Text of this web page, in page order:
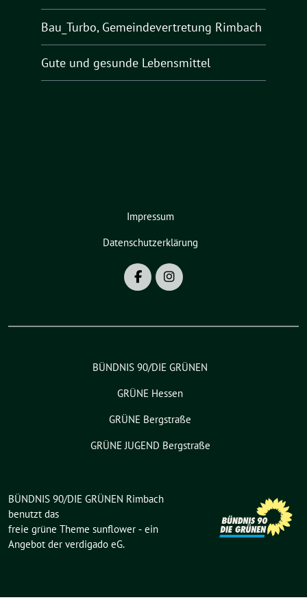
Bau_Turbo, Gemeindevertretung Rimbach
Gute und gesunde Lebensmittel
Impressum
Datenschutzerklärung
BÜNDNIS 90/DIE GRÜNEN
GRÜNE Hessen
GRÜNE Bergstraße
GRÜNE JUGEND Bergstraße
BÜNDNIS 90/DIE GRÜNEN Rimbach
benutzt das
freie grüne Theme sunflower ‐ ein
Angebot der verdigado eG.